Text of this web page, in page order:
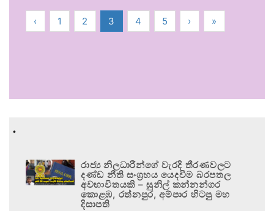
‹ 1 2 3 4 5 › »
.
රාජ්‍ය නිලධාරීන්ගේ වැරදි තීරණවලට
දණ්ඩ නීති සංග්‍රහය යෙදවීම බරපතල
අවභාවිතයකි – සුනිල් කන්නන්ගර
කොළඹ, රත්නපුර, අම්පාර හිටපු මහ
දිසාපති